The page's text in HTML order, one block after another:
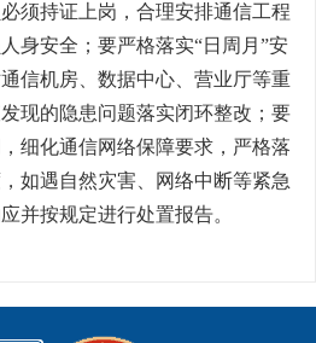
须持证上岗，合理安排通信工程
身安全；要严格落实“日周月”安
信机房、数据中心、营业厅等重
现的隐患问题落实闭环整改；要
细化通信网络保障要求，严格落
如遇自然灾害、网络中断等紧急
并按规定进行处置报告。